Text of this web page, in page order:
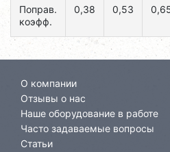
Поправ.
коэфф.
0,38 0,53
О компании
Отзывы о нас
Наше оборудование в работе
Часто задаваемые вопросы
Статьи